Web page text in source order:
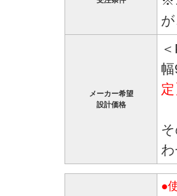
メーカー希望
設計価格
●